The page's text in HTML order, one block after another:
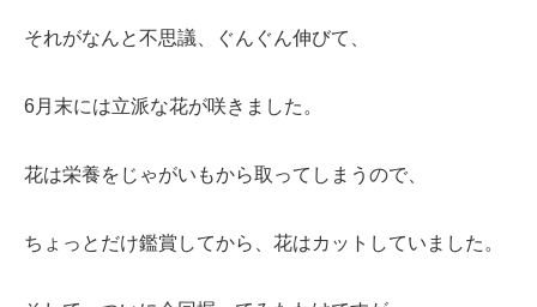
それがなんと不思議、ぐんぐん伸びて、
6月末には立派な花が咲きました。
花は栄養をじゃがいもから取ってしまうので、
ちょっとだけ鑑賞してから、花はカットしていました。